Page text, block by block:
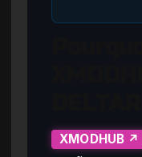
XMODHUB ↗